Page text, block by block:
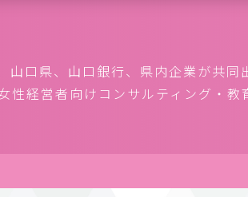
山口県、山口銀行、県内企業が共同
性経営者向けコンサルティング・教